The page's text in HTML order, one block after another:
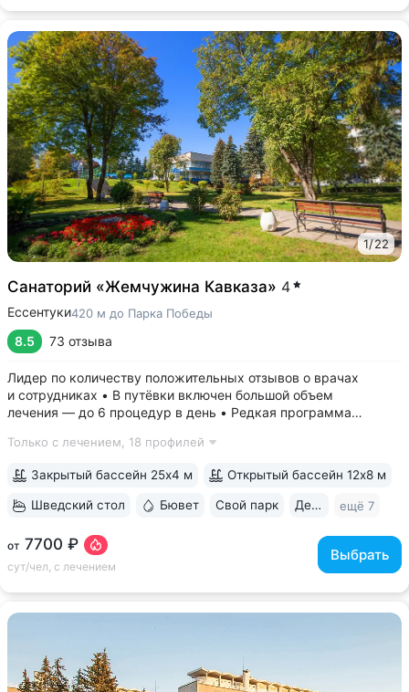
1/22
Санаторий «Жемчужина Кавказа» 4
Ессентуки420 м до Парка Победы
8.5 73 отзыва
Лидер по количеству положительных отзывов о врачах
и сотрудниках • В путёвки включен большой объем
лечения — до 6 процедур в день • Редкая программа
и эндокринолога, комплекс анализов и УЗИ, процедуры,
Только с лечением, 18 профилей
от 7700 ₽
сут/чел, с лечением
Выбрать
Закрытый бассейн 25х4 м Открытый бассейн 12х8 м
Шведский стол Бювет Свой парк Дети с 0 лет ещё 7